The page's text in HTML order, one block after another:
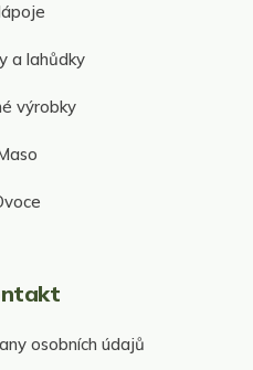
a lahůdky
výrobky
osobních údajů